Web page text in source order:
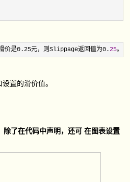
价是0.25元，则Slippage返回值为0.25。
置的滑价值。
了在代码中声明，还可 在图表设置